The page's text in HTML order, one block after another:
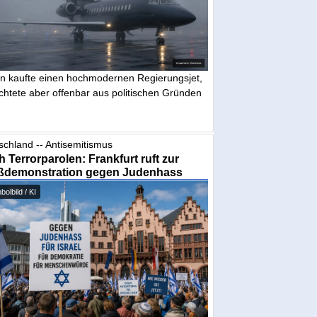
kaufte einen hochmodernen Regierungsjet,
aber offenbar aus politischen Gründen
-- Antisemitismus
Terrorparolen: Frankfurt ruft zur
gegen Judenhass
/ KI